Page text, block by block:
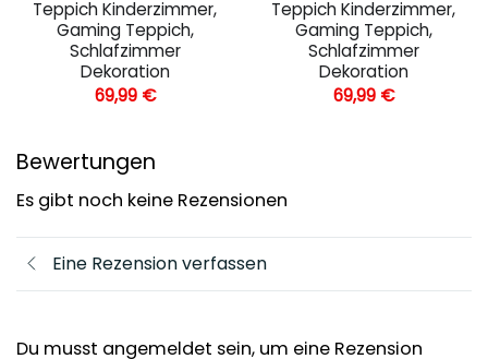
Teppich Kinderzimmer,
Gaming Teppich,
Schlafzimmer
Dekoration
69,99 €
Teppich Kinderzimmer,
Gaming Teppich,
Schlafzimmer
Dekoration
69,99 €
Bewertungen
Es gibt noch keine Rezensionen
Eine Rezension verfassen
Du musst angemeldet sein, um eine Rezension